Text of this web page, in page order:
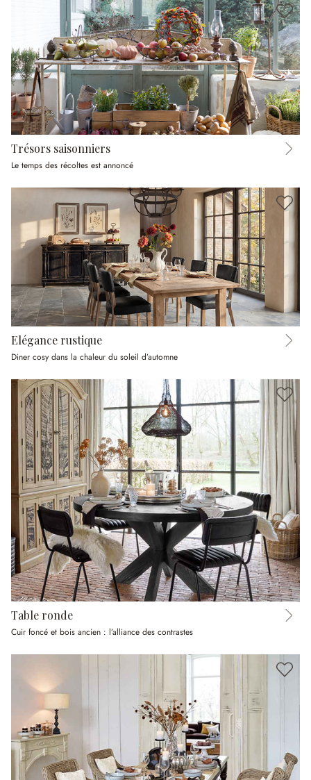
Trésors saisonniers
Le temps des récoltes est annoncé
Elégance rustique
Diner cosy dans la chaleur du soleil d’automne
Table ronde
Cuir foncé et bois ancien : l’alliance des contrastes